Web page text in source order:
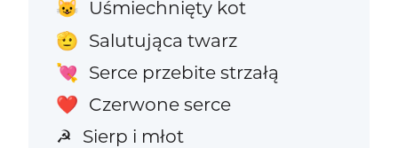
😺 Uśmiechnięty kot
🫡 Salutująca twarz
💘 Serce przebite strzałą
❤️ Czerwone serce
☭ Sierp i młot